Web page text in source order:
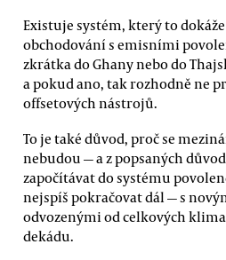
Existuje systém, který to
obchodování s emisními
zkrátka do Ghany nebo do
a pokud ano, tak rozhodně ne
offsetových nástrojů.
To je také důvod, proč se
nebudou — a z popsaných
započítávat do systému
nejspíš pokračovat dál — s
odvozenými od celkových
dekádu.